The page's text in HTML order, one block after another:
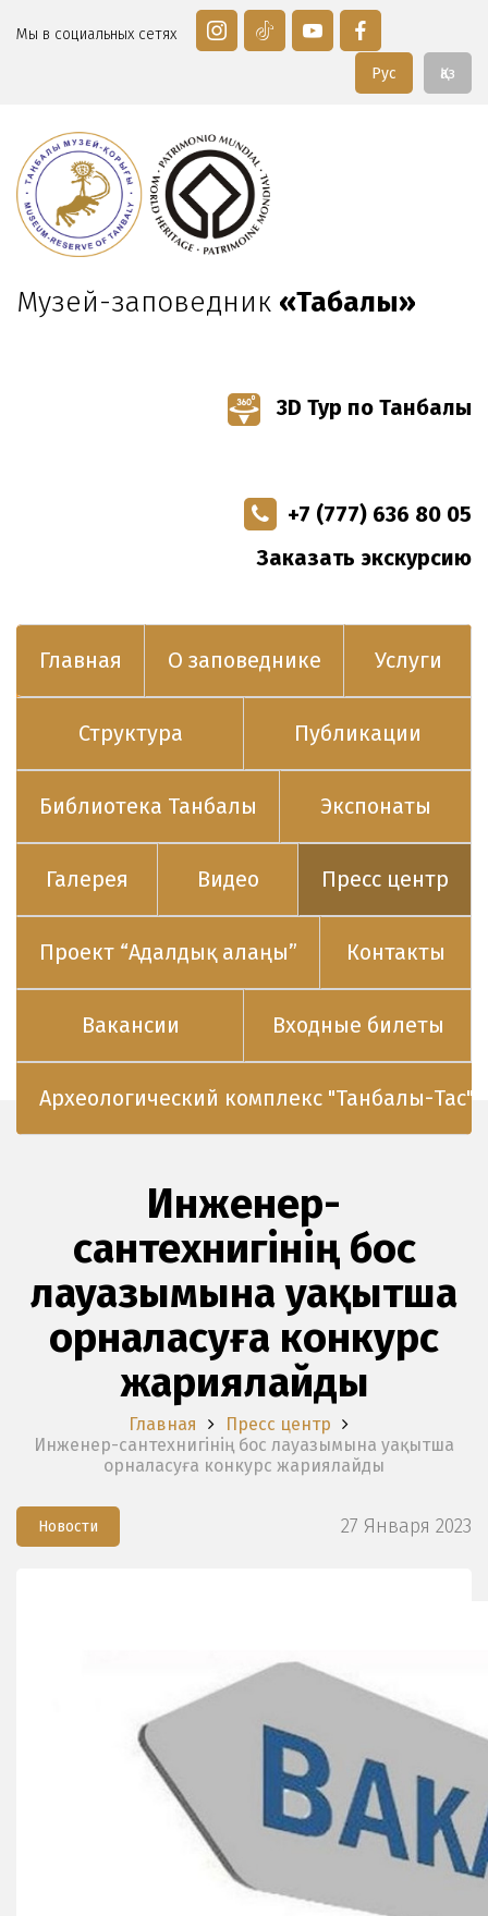
Мы в социальных сетях
Қаз
Рус
Музей-заповедник «Таңбалы»
3D Тур по Танбалы
+7 (777) 636 80 05
Заказать экскурсию
Главная О заповеднике Услуги
Структура Публикации
Библиотека Танбалы Экспонаты
Галерея Видео Пресс центр
Проект “Адалдық алаңы” Контакты
Вакансии Входные билеты
Археологический комплекс "Танбалы-Тас"
Инженер-
сантехнигінің бос
лауазымына уақытша
орналасуға конкурс
жариялайды
Главная
Пресс центр
Инженер-сантехнигінің бос лауазымына уақытша
орналасуға конкурс жариялайды
Новости 27 Января 2023